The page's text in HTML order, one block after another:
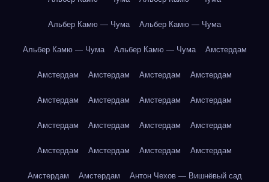
Альбер Камю — Чума Альбер Камю — Чума
Альбер Камю — Чума Альбер Камю — Чума Амстердам
Амстердам Амстердам Амстердам Амстердам
Амстердам Амстердам Амстердам Амстердам
Амстердам Амстердам Амстердам Амстердам
Амстердам Амстердам Амстердам Амстердам
Амстердам Амстердам Антон Чехов — Вишнёвый сад